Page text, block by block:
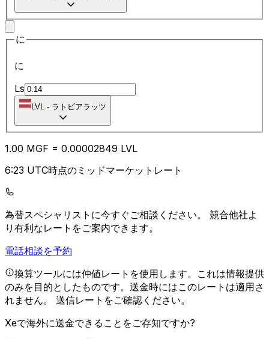
に
に
Ls
LVL - ラトビアラッツ
1.00 MGF = 0.00002849 LVL
6:23 UTC時点のミッドマーケットレート
為替スペシャリストに今すぐご相談ください。 競合他社よ
り有利なレートをご案内できます。
電話相談を予約
換算ツールには仲値レートを使用します。これは情報提供
のみを目的としたものです。送金時にはこのレートは適用さ
れません。 送信レートをご確認ください。
Xeで海外に送金できることをご存知ですか?